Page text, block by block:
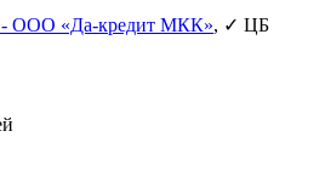
- ООО «Да-кредит МКК», ✓ ЦБ